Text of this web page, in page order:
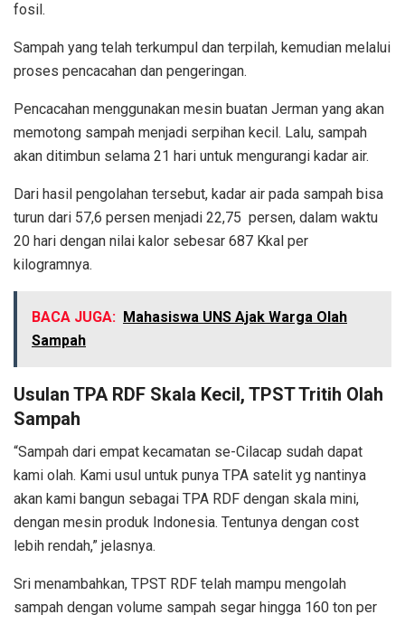
fosil.
Sampah yang telah terkumpul dan terpilah, kemudian melalui
proses pencacahan dan pengeringan.
Pencacahan menggunakan mesin buatan Jerman yang akan
memotong sampah menjadi serpihan kecil. Lalu, sampah
akan ditimbun selama 21 hari untuk mengurangi kadar air.
Dari hasil pengolahan tersebut, kadar air pada sampah bisa
turun dari 57,6 persen menjadi 22,75 persen, dalam waktu
20 hari dengan nilai kalor sebesar 687 Kkal per
kilogramnya.
BACA JUGA: Mahasiswa UNS Ajak Warga Olah
Sampah
Usulan TPA RDF Skala Kecil, TPST Tritih Olah
Sampah
“Sampah dari empat kecamatan se-Cilacap sudah dapat
kami olah. Kami usul untuk punya TPA satelit yg nantinya
akan kami bangun sebagai TPA RDF dengan skala mini,
dengan mesin produk Indonesia. Tentunya dengan cost
lebih rendah,” jelasnya.
Sri menambahkan, TPST RDF telah mampu mengolah
sampah dengan volume sampah segar hingga 160 ton per